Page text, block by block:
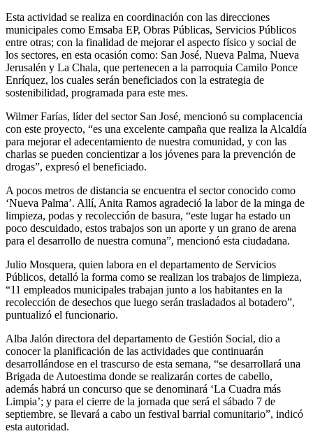
Esta actividad se realiza en coordinación con las direcciones
municipales como Emsaba EP, Obras Públicas, Servicios Públicos
entre otras; con la finalidad de mejorar el aspecto físico y social de
los sectores, en esta ocasión como: San José, Nueva Palma, Nueva
Jerusalén y La Chala, que pertenecen a la parroquia Camilo Ponce
Enríquez, los cuales serán beneficiados con la estrategia de
sostenibilidad, programada para este mes.
Wilmer Farías, líder del sector San José, mencionó su complacencia
con este proyecto, “es una excelente campaña que realiza la Alcaldía
para mejorar el adecentamiento de nuestra comunidad, y con las
charlas se pueden concientizar a los jóvenes para la prevención de
drogas”, expresó el beneficiado.
A pocos metros de distancia se encuentra el sector conocido como
‘Nueva Palma’. Allí, Anita Ramos agradeció la labor de la minga de
limpieza, podas y recolección de basura, “este lugar ha estado un
poco descuidado, estos trabajos son un aporte y un grano de arena
para el desarrollo de nuestra comuna”, mencionó esta ciudadana.
Julio Mosquera, quien labora en el departamento de Servicios
Públicos, detalló la forma como se realizan los trabajos de limpieza,
“11 empleados municipales trabajan junto a los habitantes en la
recolección de desechos que luego serán trasladados al botadero”,
puntualizó el funcionario.
Alba Jalón directora del departamento de Gestión Social, dio a
conocer la planificación de las actividades que continuarán
desarrollándose en el trascurso de esta semana, “se desarrollará una
Brigada de Autoestima donde se realizarán cortes de cabello,
además habrá un concurso que se denominará ‘La Cuadra más
Limpia’; y para el cierre de la jornada que será el sábado 7 de
septiembre, se llevará a cabo un festival barrial comunitario”, indicó
esta autoridad.